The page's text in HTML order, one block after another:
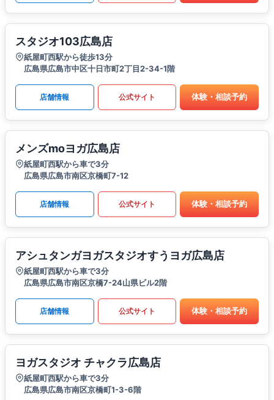
スタジオ103広島店
紙屋町西駅から徒歩13分
広島県広島市中区十日市町2丁目2-34-1階
店舗情報 公式サイト 体験・相談予約
メンズmoヨガ広島店
紙屋町西駅から車で3分
広島県広島市南区京橋町7-12
店舗情報 公式サイト 体験・相談予約
アシュタンガヨガスタジオすうヨガ広島店
紙屋町西駅から車で3分
広島県広島市南区京橋7-24山県ビル2階
店舗情報 公式サイト 体験・相談予約
ヨガスタジオ チャクラ広島店
紙屋町西駅から車で3分
広島県広島市南区京橋町1-3-6階